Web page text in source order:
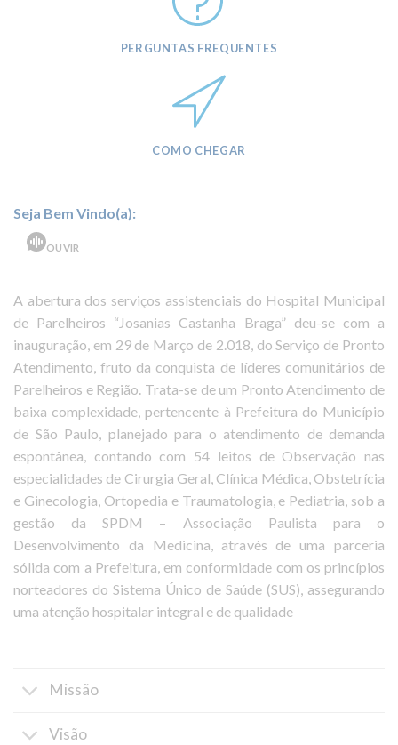
PERGUNTAS FREQUENTES
COMO CHEGAR
Seja Bem Vindo(a):
OUVIR
A abertura dos serviços assistenciais do Hospital Municipal
de Parelheiros “Josanias Castanha Braga” deu-se com a
inauguração, em 29 de Março de 2.018, do Serviço de Pronto
Atendimento, fruto da conquista de líderes comunitários de
Parelheiros e Região. Trata-se de um Pronto Atendimento de
baixa complexidade, pertencente à Prefeitura do Município
de São Paulo, planejado para o atendimento de demanda
espontânea, contando com 54 leitos de Observação nas
especialidades de Cirurgia Geral, Clínica Médica, Obstetrícia
e Ginecologia, Ortopedia e Traumatologia, e Pediatria, sob a
gestão da SPDM – Associação Paulista para o
Desenvolvimento da Medicina, através de uma parceria
sólida com a Prefeitura, em conformidade com os princípios
norteadores do Sistema Único de Saúde (SUS), assegurando
uma atenção hospitalar integral e de qualidade
Missão
Visão